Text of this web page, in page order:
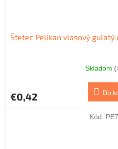
Štetec Pelikan vlasový guľatý
Skladom
€0,42 Do
Kód: